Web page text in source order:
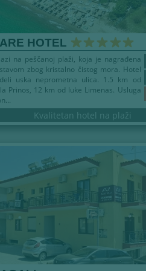
HOTEL
na peščanoj plaži, koja je nagrađena
zbog kristalno čistog mora. Hotel
uska neprometna ulica. 1.5 km od
Prinos, 12 km od luke Limenas. Usluga
Kvalitetan hotel na plaži